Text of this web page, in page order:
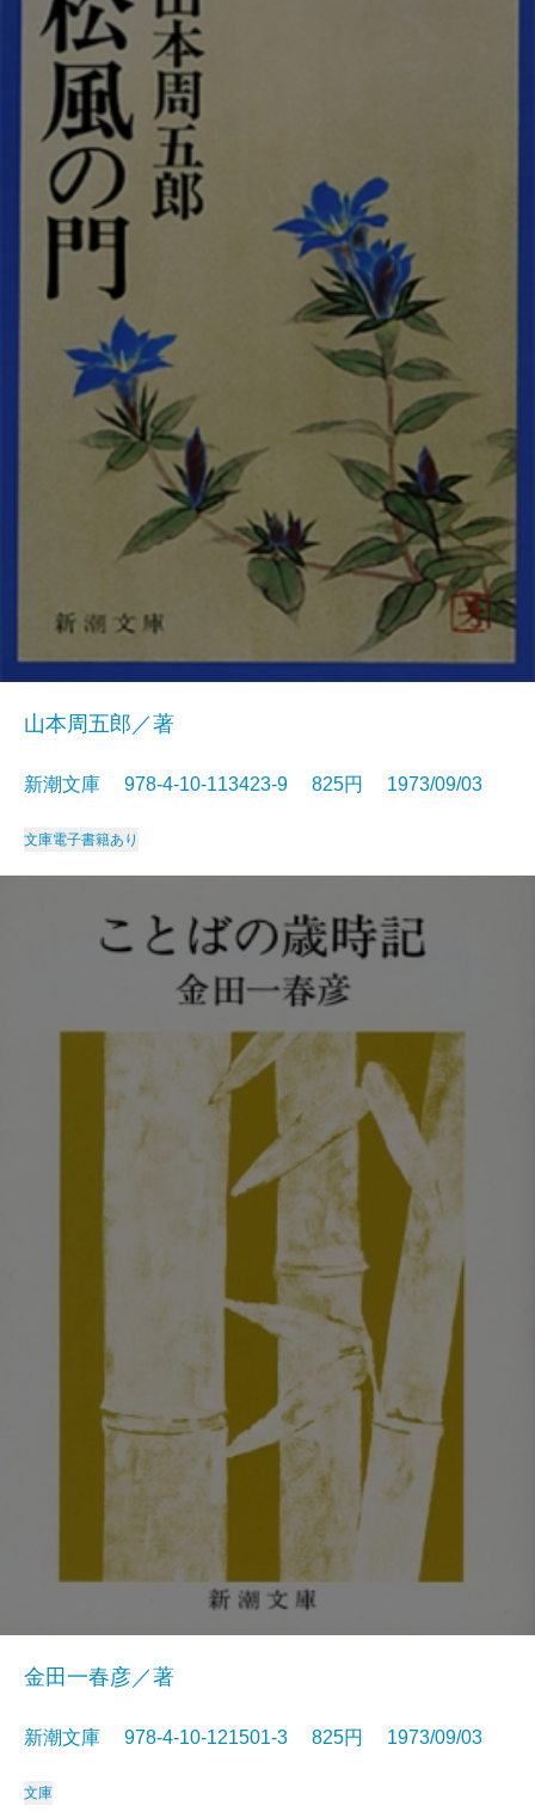
山本周五郎／著
新潮文庫 978-4-10-113423-9 825円 1973/09/03
文庫電子書籍あり
金田一春彦／著
新潮文庫 978-4-10-121501-3 825円 1973/09/03
文庫